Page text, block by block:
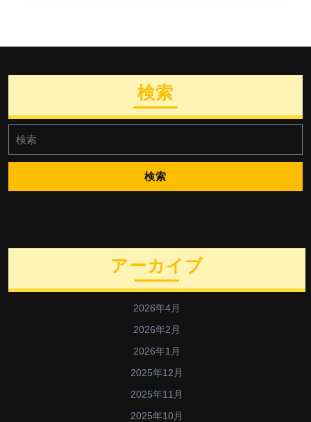
検索
索:
アーカイブ
2026年4月
2026年2月
2026年1月
2025年12月
2025年11月
2025年10月